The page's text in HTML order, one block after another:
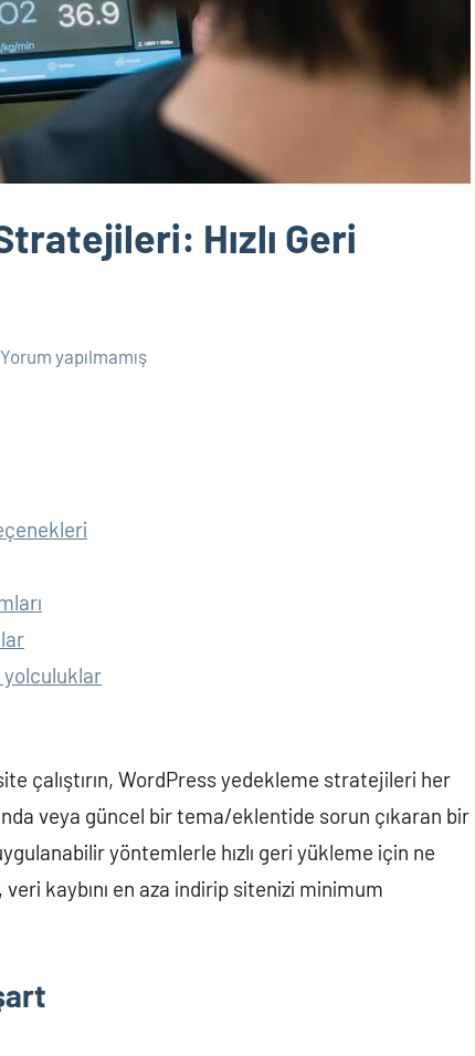
Hızlı Geri
Yorum yapılmamış
yolculuklar
çalıştırın, WordPress yedekleme stratejileri her
veya güncel bir tema/eklentide sorun çıkaran bir
yöntemlerle hızlı geri yükleme için ne
kaybını en aza indirip sitenizi minimum